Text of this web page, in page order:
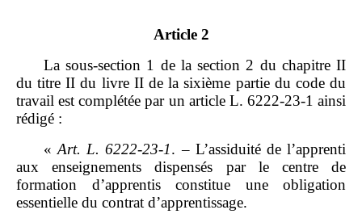
Article 2
La sous‑section 1 de la section 2 du chapitre II
du titre II du livre II de la sixième partie du code du
travail est complétée par un article L. 6222‑23‑1 ainsi
rédigé :
«Art. L. 6222‑23‑1. – L’assiduité de l’apprenti
aux enseignements dispensés par le centre de
formation d’apprentis constitue une obligation
essentielle du contrat d’apprentissage.